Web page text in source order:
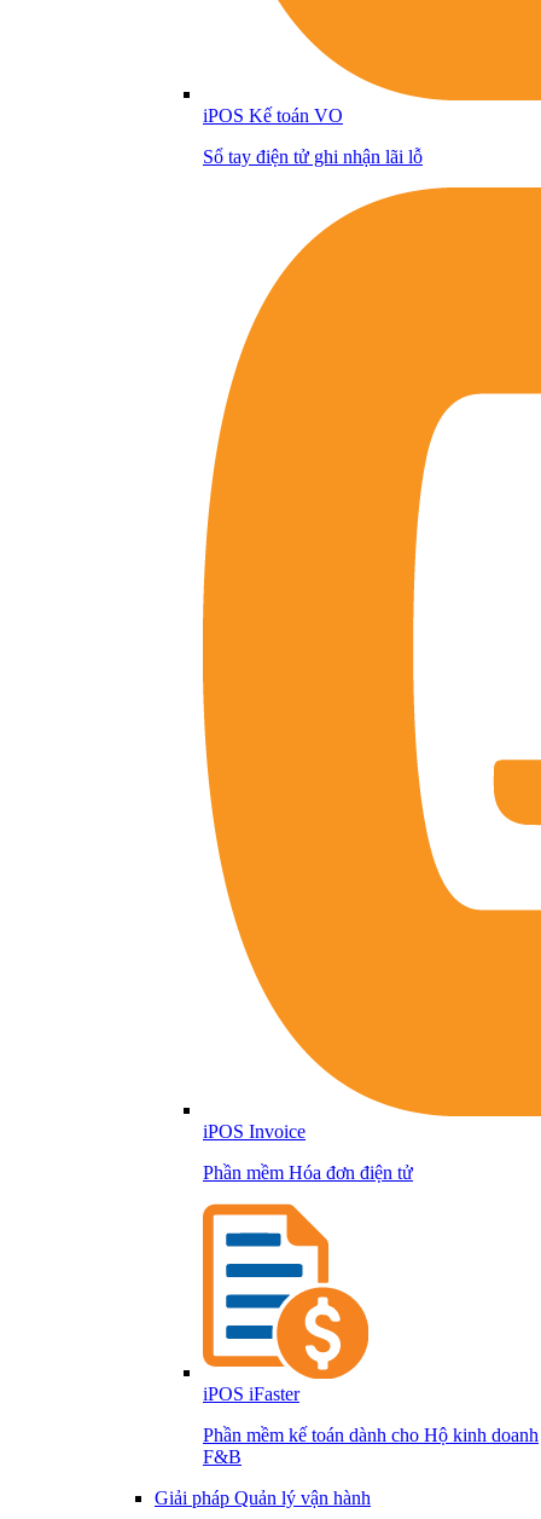
iPOS Kế toán VO
Sổ tay điện tử ghi nhận lãi lỗ
iPOS Invoice
Phần mềm Hóa đơn điện tử
iPOS iFaster
Phần mềm kế toán dành cho Hộ kinh doanh
F&B
Giải pháp Quản lý vận hành